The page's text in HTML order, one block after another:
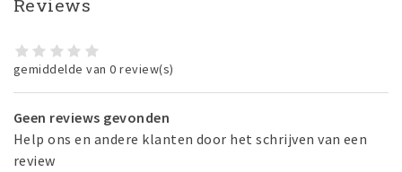
Reviews
gemiddelde van 0 review(s)
Geen reviews gevonden
Help ons en andere klanten door het schrijven van een
review